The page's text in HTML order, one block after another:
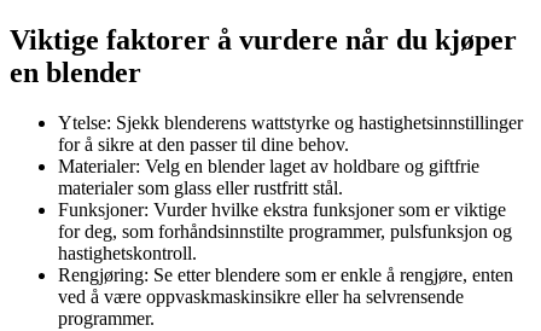
Viktige faktorer å vurdere når du kjøper
en blender
Ytelse: Sjekk blenderens wattstyrke og hastighetsinnstillinger
for å sikre at den passer til dine behov.
Materialer: Velg en blender laget av holdbare og giftfrie
materialer som glass eller rustfritt stål.
Funksjoner: Vurder hvilke ekstra funksjoner som er viktige
for deg, som forhåndsinnstilte programmer, pulsfunksjon og
hastighetskontroll.
Rengjøring: Se etter blendere som er enkle å rengjøre, enten
ved å være oppvaskmaskinsikre eller ha selvrensende
programmer.